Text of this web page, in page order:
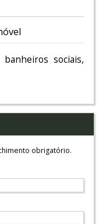
sociais,
obrigatório.